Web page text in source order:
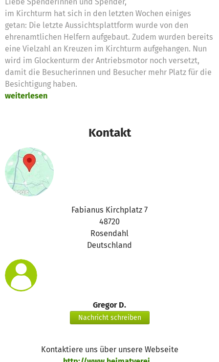
im Kirchturm hat sich in den letzten Wochen einiges
getan: Die letzte Aussichtsplattform wurde von den
ehrenamtlichen Helfern aufgebaut. Zudem wurden bereits
eine Vielzahl an Kreuzen im Kirchturm aufgehangen. Nun
wird im Glockenturm der Antriebsmotor noch versetzt,
damit die Besucherinnen und Besucher mehr Platz für die
Besichtigung haben.
weiterlesen
Kontakt
Fabianus Kirchplatz 7
48720
Rosendahl
Deutschland
Gregor D.
Nachricht schreiben
Kontaktiere uns über unsere Webseite